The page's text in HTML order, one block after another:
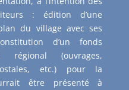
: édition d’une
du village avec ses
d’un fonds
(ouvrages,
etc.) pour la
être présenté à